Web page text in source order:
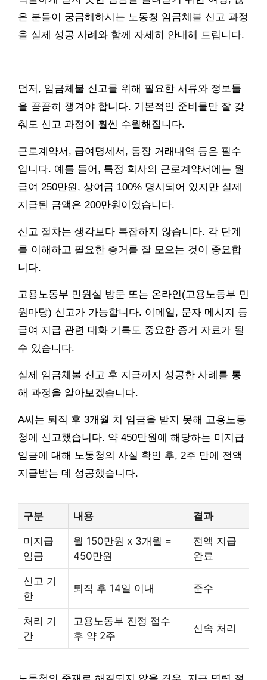
은 분들이 궁금해하시는 노동청 임금체불 신고 과정
을 실제 성공 사례와 함께 자세히 안내해 드립니다.
먼저, 임금체불 신고를 위해 필요한 서류와 정보들
을 꼼꼼히 챙겨야 합니다. 기본적인 준비물만 잘 갖
춰도 신고 과정이 훨씬 수월해집니다.
근로계약서, 급여명세서, 통장 거래내역 등은 필수
입니다. 예를 들어, 특정 회사의 근로계약서에는 월
급여 250만원, 상여금 100% 명시되어 있지만 실제
지급된 금액은 200만원이었습니다.
신고 절차는 생각보다 복잡하지 않습니다. 각 단계
를 이해하고 필요한 증거를 잘 모으는 것이 중요합
니다.
고용노동부 민원실 방문 또는 온라인(고용노동부 민
원마당) 신고가 가능합니다. 이메일, 문자 메시지 등
급여 지급 관련 대화 기록도 중요한 증거 자료가 될
수 있습니다.
실제 임금체불 신고 후 지급까지 성공한 사례를 통
해 과정을 알아보겠습니다.
A씨는 퇴직 후 3개월 치 임금을 받지 못해 고용노동
청에 신고했습니다. 약 450만원에 해당하는 미지급
임금에 대해 노동청의 사실 확인 후, 2주 만에 전액
지급받는 데 성공했습니다.
구분 내용 결과
미지급
임금
월 150만원 x 3개월 =
450만원
전액 지급
완료
신고 기
한
퇴직 후 14일 이내 준수
처리 기
간
고용노동부 진정 접수
후 약 2주
신속 처리